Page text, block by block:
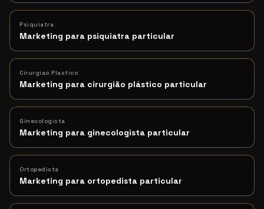
Psiquiatra
Marketing para psiquiatra particular
Cirurgiao Plastico
Marketing para cirurgião plástico particular
Ginecologista
Marketing para ginecologista particular
Ortopedista
Marketing para ortopedista particular